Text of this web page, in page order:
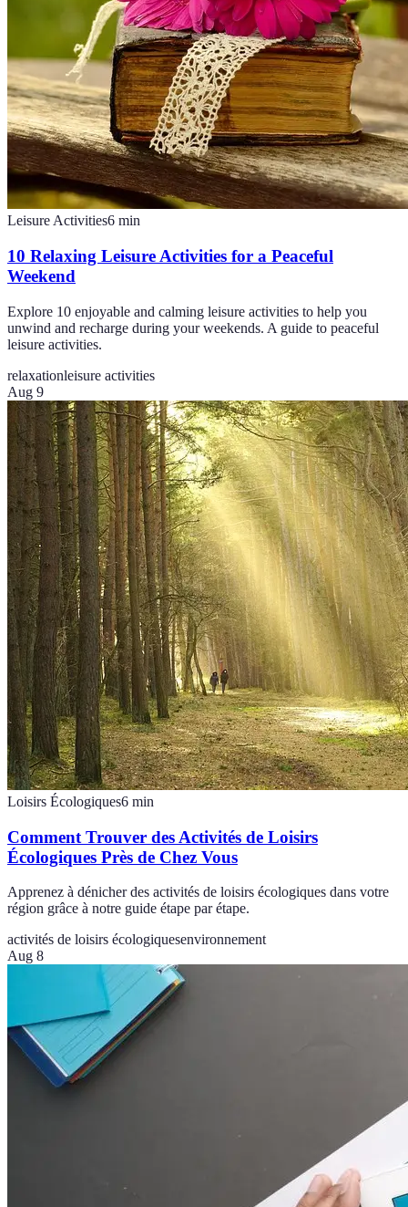
Leisure Activities6 min
10 Relaxing Leisure Activities for a Peaceful
Weekend
Explore 10 enjoyable and calming leisure activities to help you
unwind and recharge during your weekends. A guide to peaceful
leisure activities.
relaxationleisure activities
Aug 9
Loisirs Écologiques6 min
Comment Trouver des Activités de Loisirs
Écologiques Près de Chez Vous
Apprenez à dénicher des activités de loisirs écologiques dans votre
région grâce à notre guide étape par étape.
activités de loisirs écologiquesenvironnement
Aug 8